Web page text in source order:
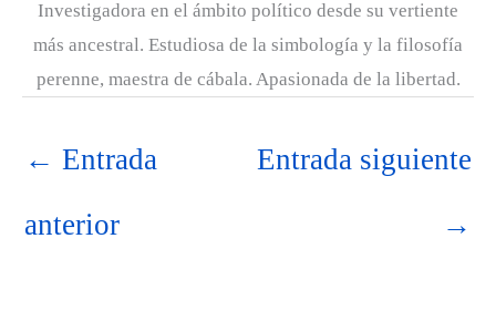
Investigadora en el ámbito político desde su vertiente
más ancestral. Estudiosa de la simbología y la filosofía
perenne, maestra de cábala. Apasionada de la libertad.
← Entrada
anterior
Entrada siguiente
→